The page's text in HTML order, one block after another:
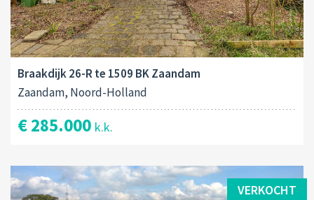
Braakdijk 26-R te 1509 BK Zaandam
Zaandam, Noord-Holland
€ 285.000 k.k.
VERKOCHT